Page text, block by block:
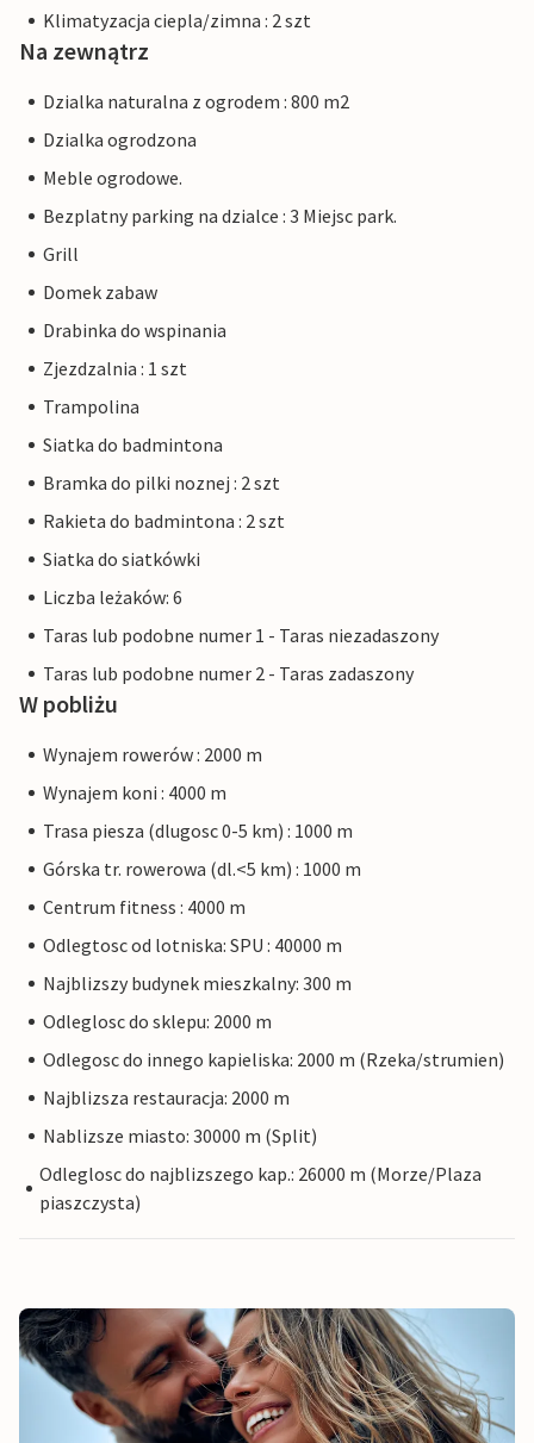
Klimatyzacja ciepla/zimna : 2 szt
Na zewnątrz
Dzialka naturalna z ogrodem : 800 m2
Dzialka ogrodzona
Meble ogrodowe.
Bezplatny parking na dzialce : 3 Miejsc park.
Grill
Domek zabaw
Drabinka do wspinania
Zjezdzalnia : 1 szt
Trampolina
Siatka do badmintona
Bramka do pilki noznej : 2 szt
Rakieta do badmintona : 2 szt
Siatka do siatkówki
Liczba leżaków: 6
Taras lub podobne numer 1 - Taras niezadaszony
Taras lub podobne numer 2 - Taras zadaszony
W pobliżu
Wynajem rowerów : 2000 m
Wynajem koni : 4000 m
Trasa piesza (dlugosc 0-5 km) : 1000 m
Górska tr. rowerowa (dl.<5 km) : 1000 m
Centrum fitness : 4000 m
Odlegtosc od lotniska: SPU : 40000 m
Najblizszy budynek mieszkalny: 300 m
Odleglosc do sklepu: 2000 m
Odlegosc do innego kapieliska: 2000 m (Rzeka/strumien)
Najblizsza restauracja: 2000 m
Nablizsze miasto: 30000 m (Split)
Odleglosc do najblizszego kap.: 26000 m (Morze/Plaza
piaszczysta)